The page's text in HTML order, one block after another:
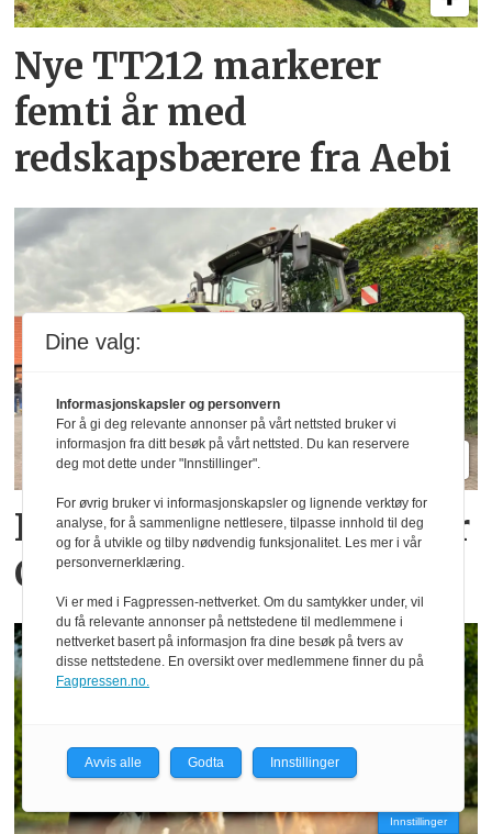
Nye TT212 markerer
femti år­ med
redskapsbærere fra Aebi
Komfort er stikkordet for
Claas Axion 8
Innstillinger
Dine valg:
Informasjonskapsler og personvern
For å gi deg relevante annonser på vårt nettsted bruker vi
informasjon fra ditt besøk på vårt nettsted. Du kan reservere
deg mot dette under "Innstillinger".
For øvrig bruker vi informasjonskapsler og lignende verktøy for
analyse, for å sammenligne nettlesere, tilpasse innhold til deg
og for å utvikle og tilby nødvendig funksjonalitet. Les mer i vår
personvernerklæring.
Vi er med i Fagpressen-nettverket. Om du samtykker under, vil
du få relevante annonser på nettstedene til medlemmene i
nettverket basert på informasjon fra dine besøk på tvers av
disse nettstedene. En oversikt over medlemmene finner du på
Fagpressen.no.
Avvis alle Godta Innstillinger